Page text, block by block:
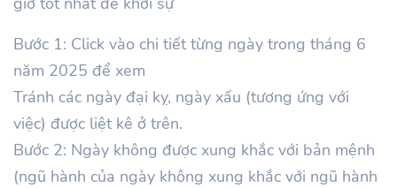
Bước 1: Click vào chi tiết từng ngày trong tháng 6
năm 2025 để xem
Tránh các ngày đại kỵ, ngày xấu (tương ứng với
việc) được liệt kê ở trên.
Bước 2: Ngày không được xung khắc với bản mệnh
(ngũ hành của ngày không xung khắc với ngũ hành